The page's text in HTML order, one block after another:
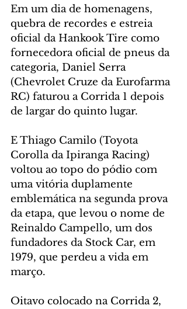
Em um dia de homenagens,
quebra de recordes e estreia
oficial da Hankook Tire como
fornecedora oficial de pneus da
categoria, Daniel Serra
(Chevrolet Cruze da Eurofarma
RC) faturou a Corrida 1 depois
de largar do quinto lugar.
E Thiago Camilo (Toyota
Corolla da Ipiranga Racing)
voltou ao topo do pódio com
uma vitória duplamente
emblemática na segunda prova
da etapa, que levou o nome de
Reinaldo Campello, um dos
fundadores da Stock Car, em
1979, que perdeu a vida em
março.
Oitavo colocado na Corrida 2,